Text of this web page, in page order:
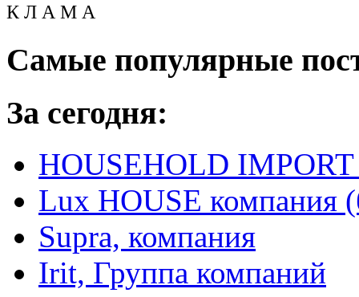
К Л А М А
Самые популярные
За сегодня:
HOUSEHOLD
Lux HOUSE компания
Supra, компания
Irit, Группа компаний